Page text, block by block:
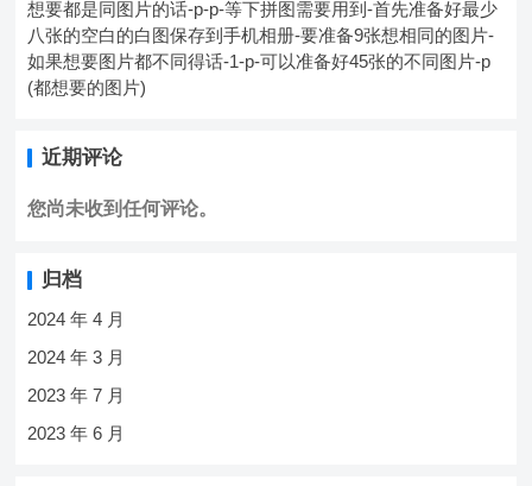
想要都是同图片的话-p-p-等下拼图需要用到-首先准备好最少
八张的空白的白图保存到手机相册-要准备9张想相同的图片-
如果想要图片都不同得话-1-p-可以准备好45张的不同图片-p
(都想要的图片)
近期评论
您尚未收到任何评论。
归档
2024 年 4 月
2024 年 3 月
2023 年 7 月
2023 年 6 月